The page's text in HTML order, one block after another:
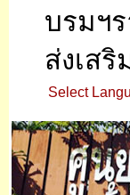
บรมฯ
ส่งเส
Select